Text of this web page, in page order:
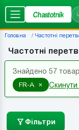
Chastotnik
Головна Частотні
Частотні
Знайдено 57
FR-A ×
Фільтри